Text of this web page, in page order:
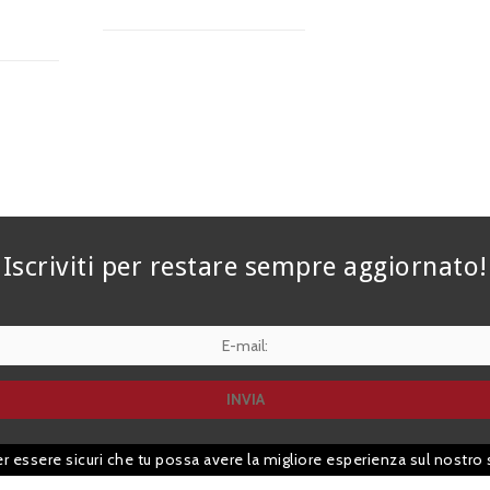
Iscriviti per restare sempre aggiornato!
essere sicuri che tu possa avere la migliore esperienza sul nostro